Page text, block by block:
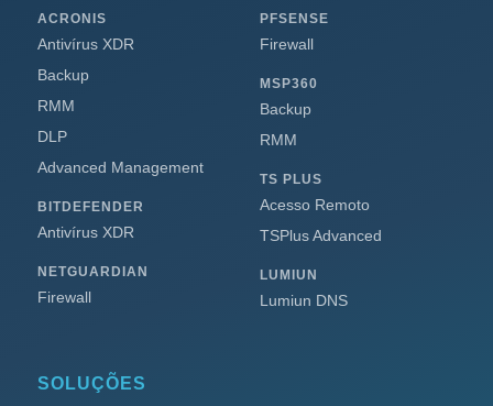
ACRONIS
Antivírus XDR
Backup
RMM
DLP
Advanced Management
BITDEFENDER
Antivírus XDR
NETGUARDIAN
Firewall
PFSENSE
Firewall
MSP360
Backup
RMM
TS PLUS
Acesso Remoto
TSPlus Advanced
LUMIUN
Lumiun DNS
SOLUÇÕES